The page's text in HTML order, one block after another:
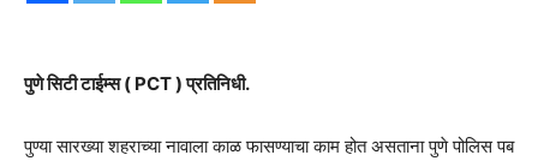
पुणे सिटी टाईम्स ( PCT ) प्रतिनिधी.
पुण्या सारख्या शहराच्या नावाला काळ फासण्याचा काम होत असताना पुणे पोलिस पब